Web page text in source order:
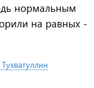
нормальным
на равных -